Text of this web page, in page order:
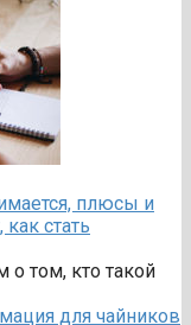
плюсы и
стать
о том, кто такой